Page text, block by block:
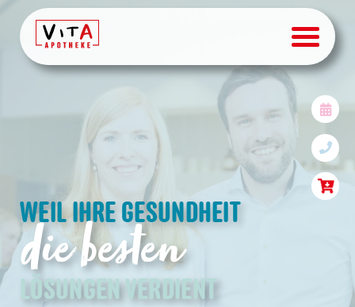
VITA Kundenkarte |
WEIL IHRE GESUNDHEIT
die besten
LÖSUNGEN VERDIENT